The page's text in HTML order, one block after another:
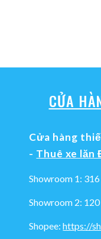
CỬA
Cửa hàng
- Thuê xe lăn
Showroom 1:
Showroom 2:
Shopee: https://